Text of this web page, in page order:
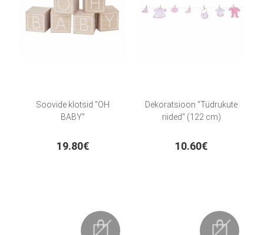
Soovide klotsid "OH
BABY"
19.80€
Dekoratsioon "Tüdrukute
riided" (122 cm)
10.60€